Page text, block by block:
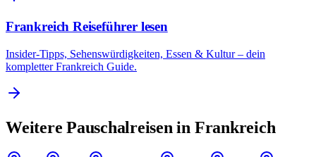
Frankreich Reiseführer lesen
Insider-Tipps, Sehenswürdigkeiten, Essen & Kultur – dein
kompletter Frankreich Guide.
Weitere Pauschalreisen in Frankreich